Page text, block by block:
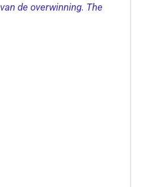
van de overwinning. The